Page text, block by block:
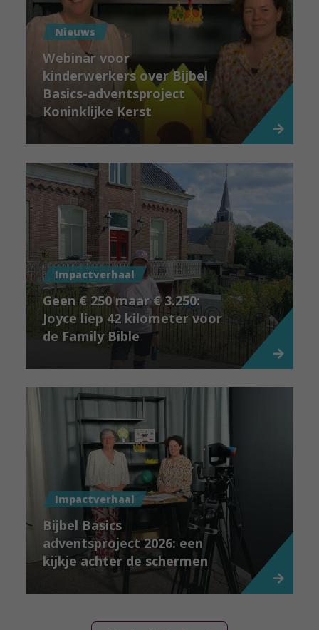
Nieuws
Webinar voor
kinderwerkers over Bijbel
Basics-adventsproject
Koninklijke Kerst
Impactverhaal
Geen € 250 maar € 3.250:
Joyce liep 42 kilometer voor
de Family Bible
Impactverhaal
Bijbel Basics
adventsproject 2026: een
kijkje achter de schermen